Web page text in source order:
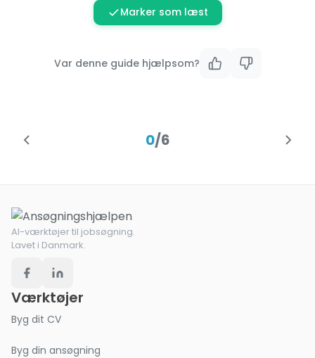
Marker som læst
Var denne guide hjælpsom?
0/6
AI-værktøjer til jobsøgning.
Lavet i Danmark.
Værktøjer
Byg dit CV
Byg din ansøgning